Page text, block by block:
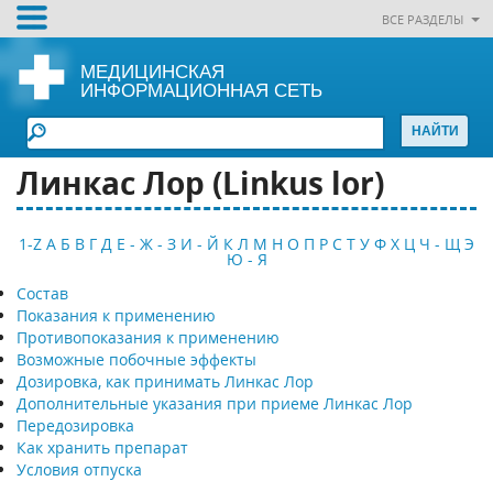
ВСЕ РАЗДЕЛЫ
МЕДИЦИНСКАЯ
ИНФОРМАЦИОННАЯ СЕТЬ
Линкас Лор (Linkus lor)
1-Z А Б В Г Д Е - Ж - З И - Й К Л М Н О П Р С Т У Ф Х Ц Ч - Щ Э
Ю - Я
Состав
Показания к применению
Противопоказания к применению
Возможные побочные эффекты
Дозировка, как принимать Линкас Лор
Дополнительные указания при приеме Линкас Лор
Передозировка
Как хранить препарат
Условия отпуска